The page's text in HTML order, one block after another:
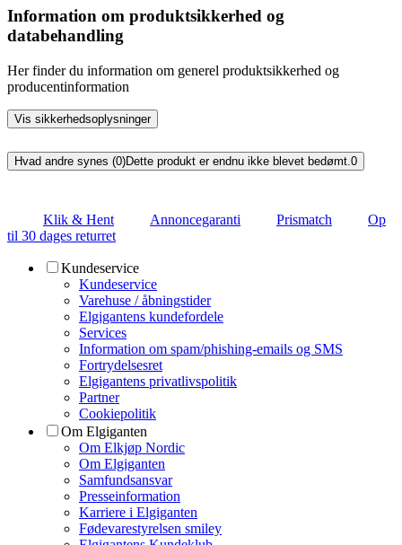
Information om produktsikkerhed og
databehandling
Her finder du information om generel produktsikkerhed og
producentinformation
Vis sikkerhedsoplysninger
Hvad andre synes (0)Dette produkt er endnu ikke blevet bedømt. 0
Klik & Hent Annoncegaranti Prismatch
Op
til 30 dages returret
Kundeservice
Kundeservice
Varehuse / åbningstider
Elgigantens kundefordele
Services
Information om spam/phishing-emails og SMS
Fortrydelsesret
Elgigantens privatlivspolitik
Partner
Cookiepolitik
Om Elgiganten
Om Elkjøp Nordic
Om Elgiganten
Samfundsansvar
Presseinformation
Karriere i Elgiganten
Fødevarestyrelsen smiley